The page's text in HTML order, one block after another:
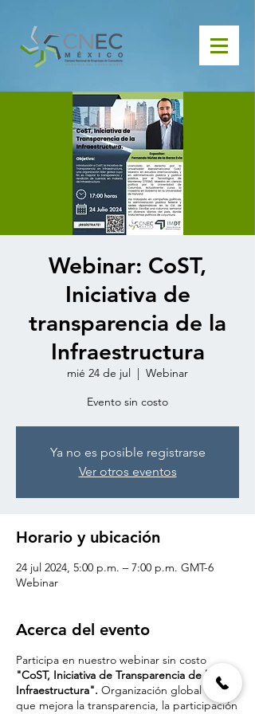
Webinar: CoST,
Iniciativa de
transparencia de la
Infraestructura
mié 24 de jul
  |
Webinar
Evento sin costo
Ya no es posible registrarse
Ver otros eventos
Horario y ubicación
24 jul 2024, 5:00 p.m. – 7:00 p.m. GMT-6
Webinar
Acerca del evento
Participa en nuestro webinar sin costo
"CoST, Iniciativa de Transparencia de la
Infraestructura". Organización global líder
que mejora la transparencia, la participación